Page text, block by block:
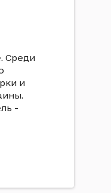
Среди
и
-